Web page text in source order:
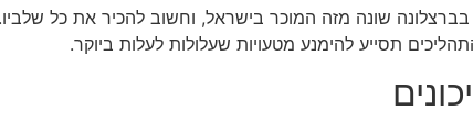
שונה מזה המוכר בישראל, וחשוב להכיר את כל שלביו.
תסייע להימנע מטעויות שעלולות לעלות ביוקר.